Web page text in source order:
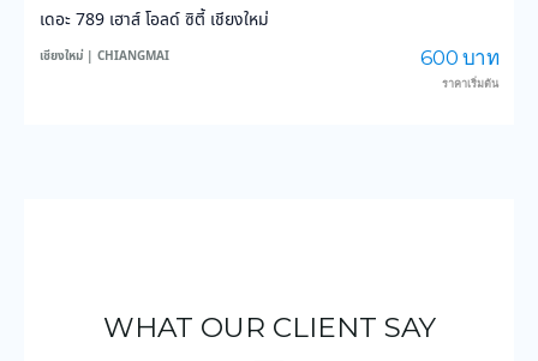
เดอะ 789 เฮาส์ โอลด์ ซิตี้ เชียงใหม่
เชียงใหม่ | CHIANGMAI 600 บาท
ราคาเริ่มต้น
WHAT OUR CLIENT SAY